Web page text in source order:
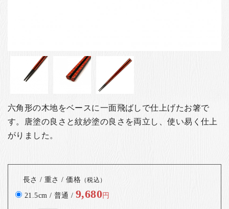
六角形の木地をベースに一面飛ばしで仕上げたお箸で
す。唐塗の良さと紋紗塗の良さを両立し、使い易く仕上
がりました。
長さ / 重さ / 価格 （税込）
21.5cm / 普通 / 9,680円